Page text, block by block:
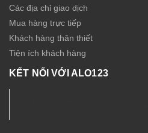
Các địa chỉ giao dịch
Mua hàng trực tiếp
Khách hàng thân thiết
Tiện ích khách hàng
KẾT NỐI VỚI ALO123